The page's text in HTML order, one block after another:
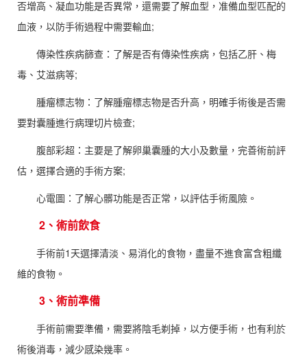
否增高、凝血功能是否異常，還需要了解血型，准備血型匹配的
血液，以防手術過程中需要輸血;
傳染性疾病篩查：了解是否有傳染性疾病，包括乙肝、梅
毒、艾滋病等;
腫瘤標志物：了解腫瘤標志物是否升高，明確手術後是否需
要對囊腫進行病理切片檢查;
腹部彩超：主要是了解卵巢囊腫的大小及數量，完善術前評
估，選擇合適的手術方案;
心電圖：了解心髒功能是否正常，以評估手術風險。
2、術前飲食
手術前1天選擇清淡、易消化的食物，盡量不進食富含粗纖
維的食物。
3、術前準備
手術前需要準備，需要將陰毛剃掉，以方便手術，也有利於
術後消毒，減少感染幾率。